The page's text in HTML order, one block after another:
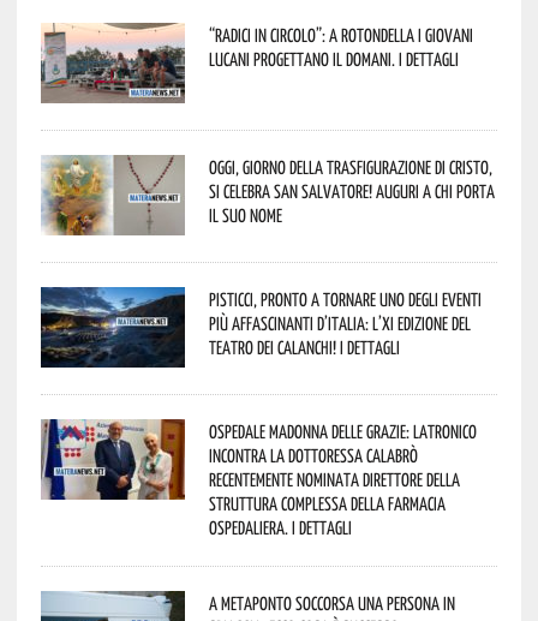
“Radici in Circolo”: a Rotondella i giovani
lucani progettano il domani. I dettagli
Oggi, giorno della Trasfigurazione di Cristo,
si celebra San Salvatore! Auguri a chi porta
il suo nome
Pisticci, pronto a tornare uno degli eventi
più affascinanti d’Italia: l’XI edizione del
Teatro dei Calanchi! I dettagli
Ospedale Madonna delle Grazie: Latronico
incontra la dottoressa Calabrò
recentemente nominata Direttore della
Struttura Complessa della Farmacia
Ospedaliera. I dettagli
A Metaponto soccorsa una persona in